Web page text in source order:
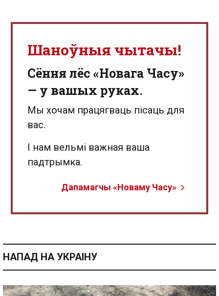
Шаноўныя чытачы!
Сёння лёс «Новага Часу»
— у вашых руках.
Мы хочам працягваць пісаць для
вас.
І нам вельмі важная ваша
падтрымка.
Дапамагчы «Новаму Часу»
НАПАД НА УКРАІНУ